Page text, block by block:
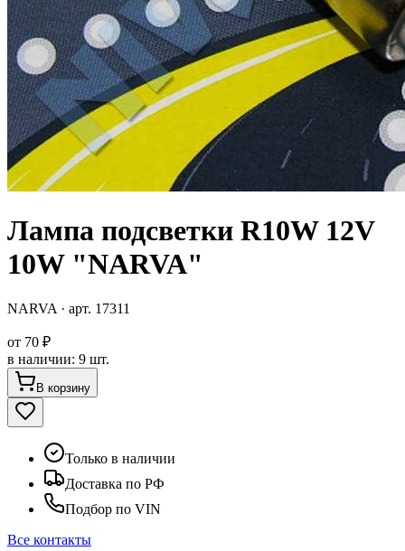
Лампа подсветки R10W 12V
10W "NARVA"
NARVA · арт. 17311
от 70 ₽
в наличии: 9 шт.
В корзину
Только в наличии
Доставка по РФ
Подбор по VIN
Все контакты